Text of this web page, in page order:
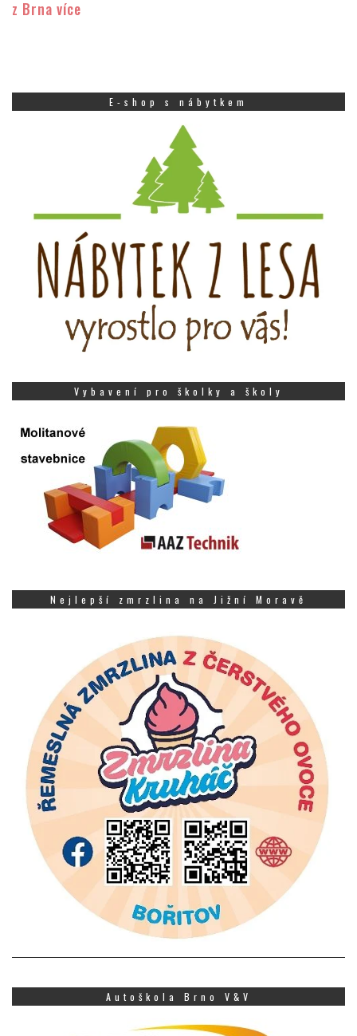
z Brna více
E-shop s nábytkem
Vybavení pro školky a školy
Nejlepší zmrzlina na Jižní Moravě
Autoškola Brno V&V